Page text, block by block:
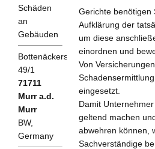
Schäden
an
Gebäuden
Bottenäckerstraße
49/1
71711
Murr a.d.
Murr
BW,
Germany
Gerichte benötigen
Aufklärung der
um diese
einordnen und
Von
eingesetzt.
Damit
geltend machen
abwehren können,
Sachverständige